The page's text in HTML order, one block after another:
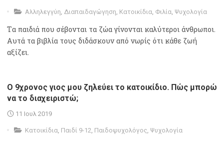
Αλληλεγγύη Διαπαιδαγώγηση Κατοικίδια Φιλία Ψυχολογία
Tα παιδιά που σέβονται τα ζώα γίνονται καλύτεροι άνθρωποι.
Aυτά τα βιβλία τους διδάσκουν από νωρίς ότι κάθε ζωή
αξίζει.
Ο 9χρονος γιος μου ζηλεύει το κατοικίδιο. Πώς μπορώ
να το διαχειριστώ;
11 Ιουλ 2019
Κατοικίδια Παιδί 9-12 Παιδοψυχολόγος Ψυχολογία